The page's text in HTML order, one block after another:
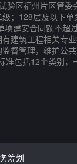
区福州片区管
；128层及以
建安合同额不
建筑工程相关
督管理，维护
包括12个类别，
筹划